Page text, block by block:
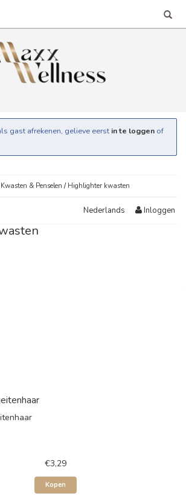
gast afrekenen, gelieve eerst in te loggen of
Kwasten & Penselen / Highlighter kwasten
Nederlands Inloggen
€3,29
Kopen